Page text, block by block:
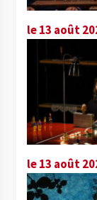
le 13 août
le 13 août